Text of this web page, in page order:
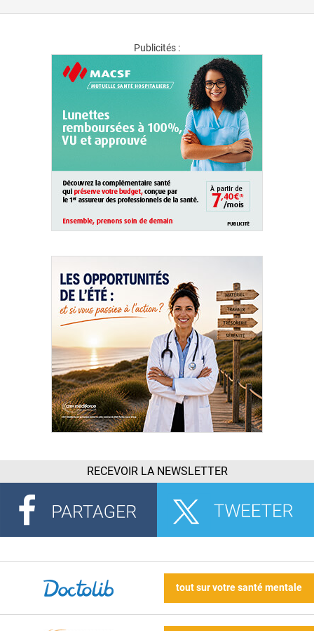
Publicités :
RECEVOIR LA NEWSLETTER
tout sur votre santé mentale